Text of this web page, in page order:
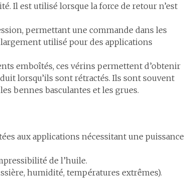
Il est utilisé lorsque la force de retour n’est
permettant une commande dans les
utilisé pour des applications
emboîtés, ces vérins permettent d’obtenir
lorsqu’ils sont rétractés. Ils sont souvent
bennes basculantes et les grues.
aux applications nécessitant une puissance
de l’huile.
humidité, températures extrêmes).